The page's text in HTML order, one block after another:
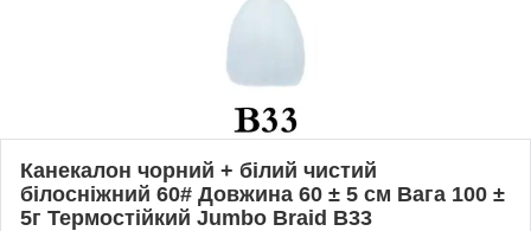
Канекалон чорний + білий чистий
білосніжний 60# Довжина 60 ± 5 см Вага 100 ±
5г Термостійкий Jumbo Braid В33